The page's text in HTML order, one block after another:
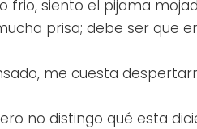
frio, siento el pijama
prisa; debe ser que
me cuesta
no distingo qué esta